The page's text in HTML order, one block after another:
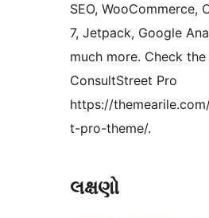
SEO, WooCommerce,
7, Jetpack, Google
much more. Check
ConsultStreet Pro
https://
t-pro-theme/.
લક્ષણો